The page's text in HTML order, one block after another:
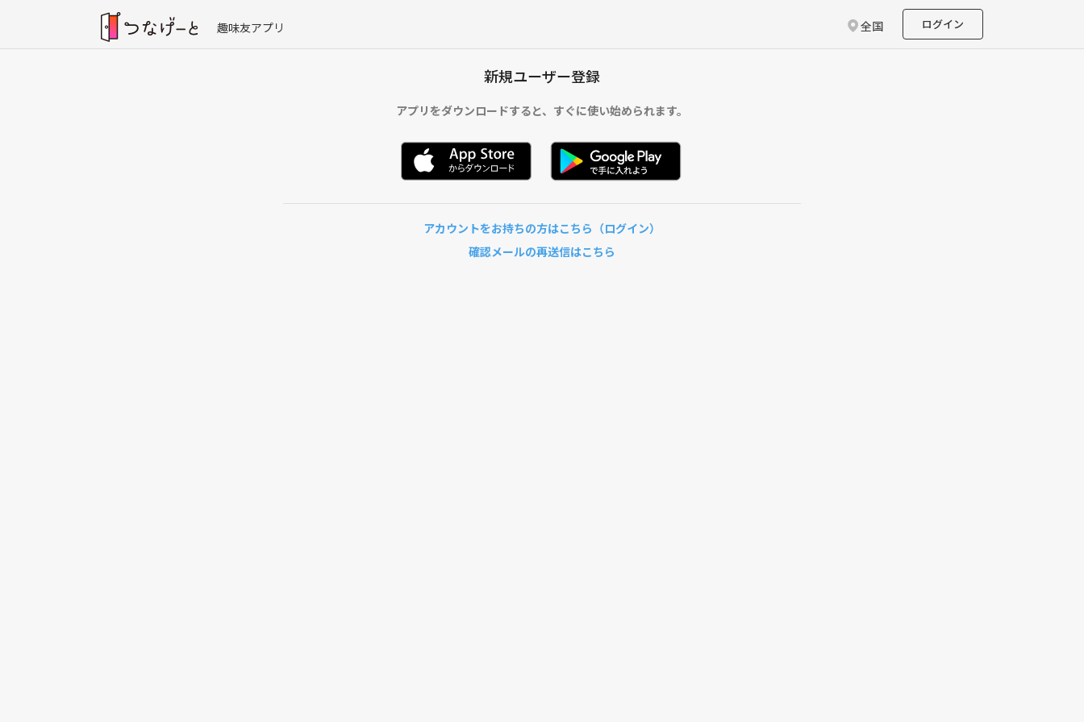
趣味友アプリ 全国 ログイン
新規ユーザー登録
アプリをダウンロードすると、 すぐに使い始められます。
アカウントをお持ちの方はこちら（ログイン）
確認メールの再送信はこちら